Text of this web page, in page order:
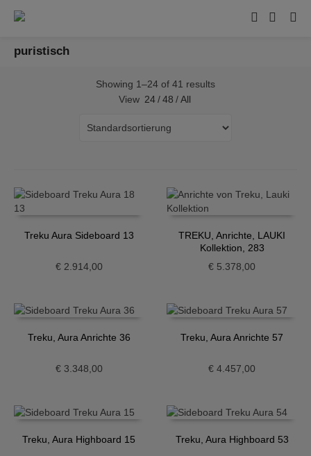
puristisch
Showing 1–24 of 41 results
View 24 / 48 / All
Treku Aura Sideboard 13
€2.914,00
TREKU, Anrichte, LAUKI
Kollektion, 283
€ 5.378,00
Treku, Aura Anrichte 36
€3.348,00
Treku, Aura Anrichte 57
€ 4.457,00
Treku, Aura Highboard 15 Treku, Aura Highboard 53